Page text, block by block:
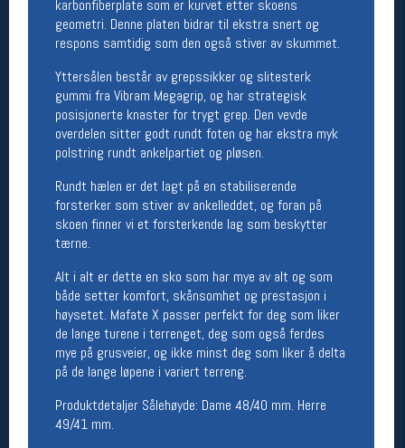
karbonfiberplate som er kurvet etter skoens
geometri. Denne platen bidrar til ekstra snert og
respons samtidig som den også stiver av skummet.
Yttersålen består av grepssikker og slitesterk
gummi fra Vibram Megagrip, og har strategisk
posisjonerte knaster for trygt grep. Den vevde
overdelen sitter godt rundt foten og har ekstra myk
polstring rundt ankelpartiet og pløsen.
Rundt hælen er det lagt på en stabiliserende
forsterker som stiver av ankelleddet, og foran på
skoen finner vi et forsterkende lag som beskytter
tærne.
Alt i alt er dette en sko som har mye av alt og som
både setter komfort, skånsomhet og prestasjon i
høysetet. Mafate X passer perfekt for deg som liker
de lange turene i terrenget, deg som også ferdes
mye på grusveier, og ikke minst deg som liker å delta
på de lange løpene i variert terreng.
Produktdetaljer Sålehøyde: Dame 48/40 mm. Herre
49/41 mm.
linjen
Betingelser
Salgsbetingelser
Personsvernerklæring
Informasjonskapsler
Bærekraft
Org. nr: 976754360
Ledige stillinger
Følg oss på